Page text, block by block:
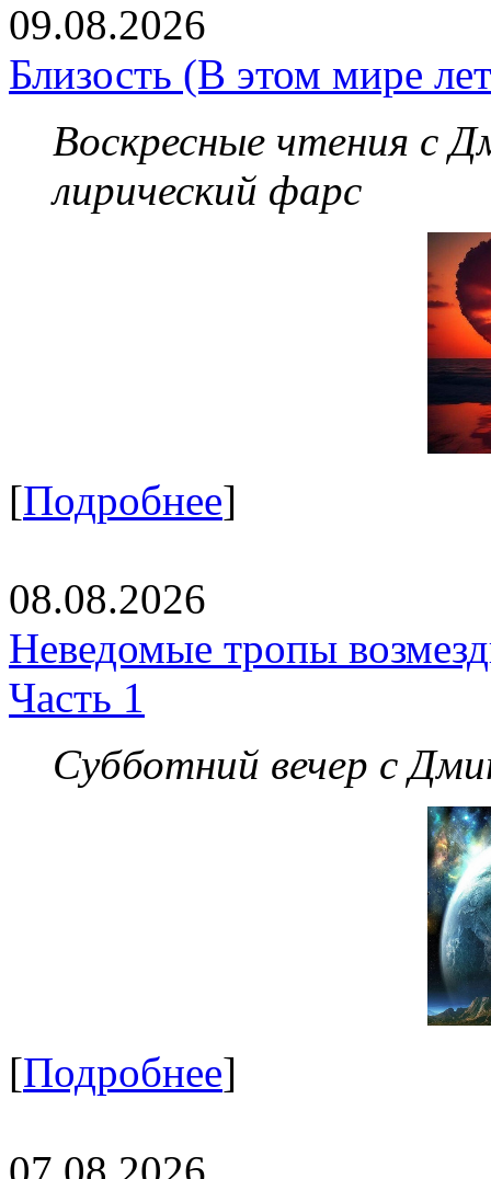
09.08.2026
Близость (В этом мире
Воскресные чтения с
лирический фарс
[Подробнее]
08.08.2026
Неведомые тропы
Часть 1
Субботний вечер с
[Подробнее]